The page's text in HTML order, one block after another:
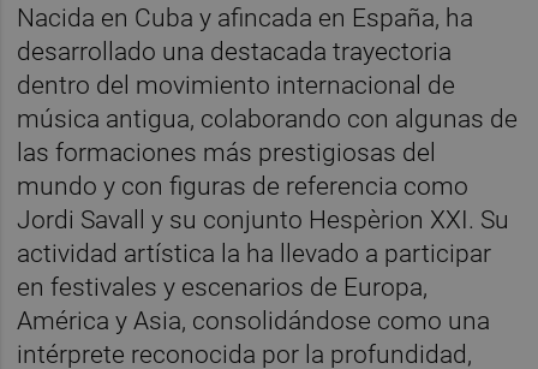
Nacida en Cuba y afincada en España, ha
desarrollado una destacada trayectoria
dentro del movimiento internacional de
música antigua, colaborando con algunas de
las formaciones más prestigiosas del
mundo y con figuras de referencia como
Jordi Savall y su conjunto Hespèrion XXI. Su
actividad artística la ha llevado a participar
en festivales y escenarios de Europa,
América y Asia, consolidándose como una
intérprete reconocida por la profundidad,